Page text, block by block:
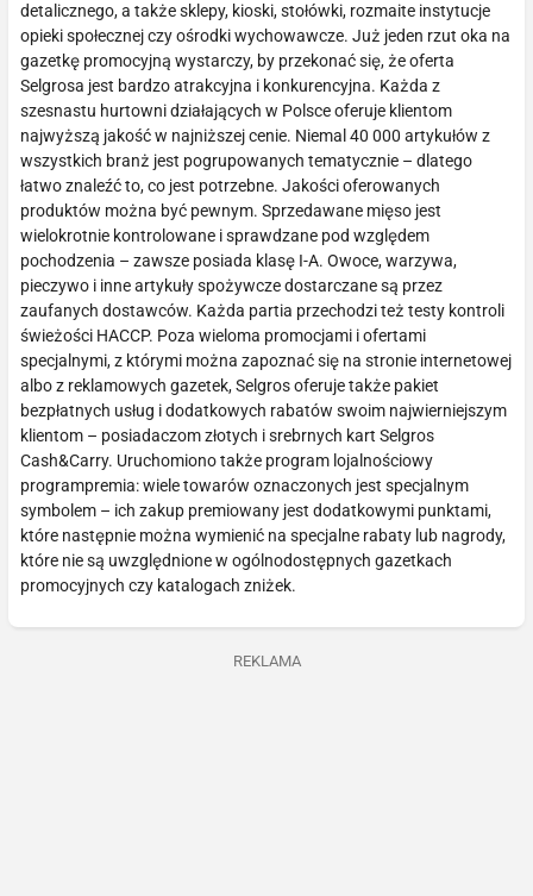
detalicznego, a także sklepy, kioski, stołówki, rozmaite instytucje
opieki społecznej czy ośrodki wychowawcze. Już jeden rzut oka na
gazetkę promocyjną wystarczy, by przekonać się, że oferta
Selgrosa jest bardzo atrakcyjna i konkurencyjna. Każda z
szesnastu hurtowni działających w Polsce oferuje klientom
najwyższą jakość w najniższej cenie. Niemal 40 000 artykułów z
wszystkich branż jest pogrupowanych tematycznie – dlatego
łatwo znaleźć to, co jest potrzebne. Jakości oferowanych
produktów można być pewnym. Sprzedawane mięso jest
wielokrotnie kontrolowane i sprawdzane pod względem
pochodzenia – zawsze posiada klasę I-A. Owoce, warzywa,
pieczywo i inne artykuły spożywcze dostarczane są przez
zaufanych dostawców. Każda partia przechodzi też testy kontroli
świeżości HACCP. Poza wieloma promocjami i ofertami
specjalnymi, z którymi można zapoznać się na stronie internetowej
albo z reklamowych gazetek, Selgros oferuje także pakiet
bezpłatnych usług i dodatkowych rabatów swoim najwierniejszym
klientom – posiadaczom złotych i srebrnych kart Selgros
Cash&Carry. Uruchomiono także program lojalnościowy
programpremia: wiele towarów oznaczonych jest specjalnym
symbolem – ich zakup premiowany jest dodatkowymi punktami,
które następnie można wymienić na specjalne rabaty lub nagrody,
które nie są uwzględnione w ogólnodostępnych gazetkach
promocyjnych czy katalogach zniżek.
REKLAMA